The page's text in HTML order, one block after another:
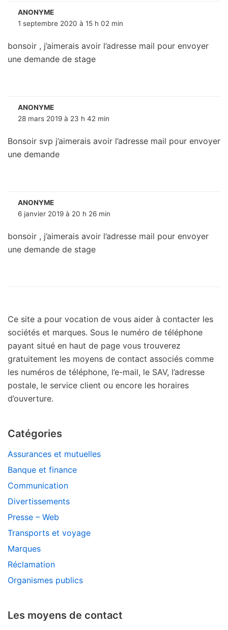
ANONYME
1 septembre 2020 à 15 h 02 min
bonsoir , j’aimerais avoir l’adresse mail pour envoyer
une demande de stage
ANONYME
28 mars 2019 à 23 h 42 min
Bonsoir svp j’aimerais avoir l’adresse mail pour envoyer
une demande
ANONYME
6 janvier 2019 à 20 h 26 min
bonsoir , j’aimerais avoir l’adresse mail pour envoyer
une demande de stage
Ce site a pour vocation de vous aider à contacter les
sociétés et marques. Sous le numéro de téléphone
payant situé en haut de page vous trouverez
gratuitement les moyens de contact associés comme
les numéros de téléphone, l’e-mail, le SAV, l’adresse
postale, le service client ou encore les horaires
d’ouverture.
Catégories
Assurances et mutuelles
Banque et finance
Communication
Divertissements
Presse – Web
Transports et voyage
Marques
Réclamation
Organismes publics
Les moyens de contact